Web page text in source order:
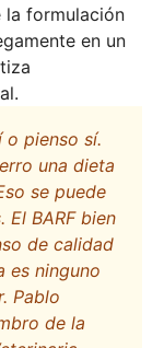
la formulación
en un
o pienso sí.
una dieta
se puede
BARF bien
de calidad
es ninguno
Pablo
de la